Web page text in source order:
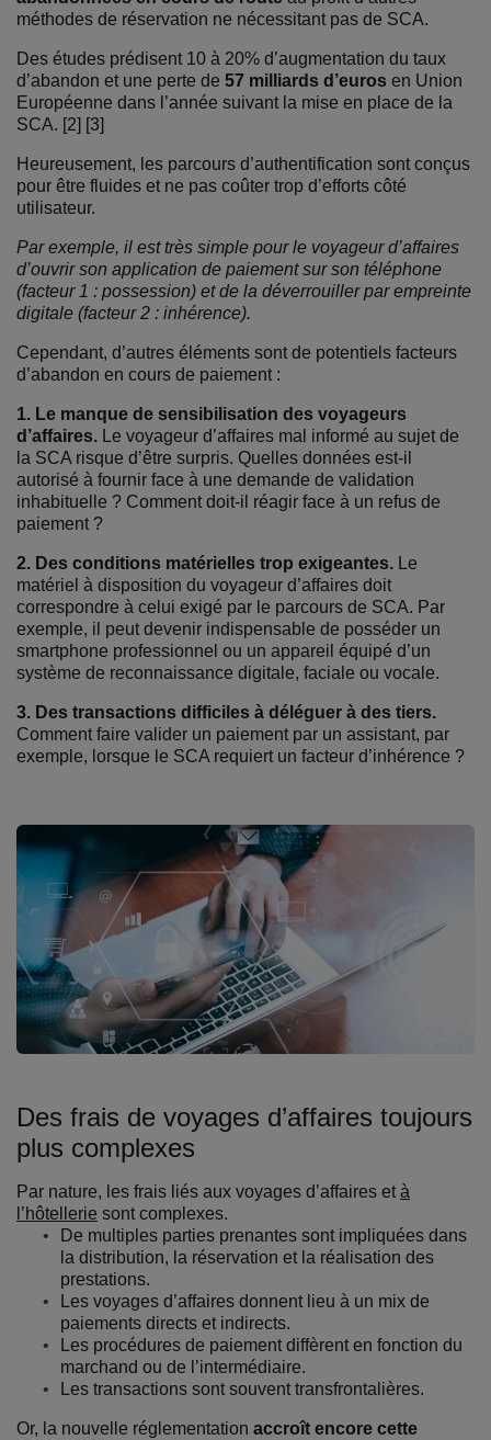
méthodes de réservation ne nécessitant pas de SCA.
Des études prédisent 10 à 20% d’augmentation du taux
d’abandon et une perte de 57 milliards d’euros en Union
Européenne dans l’année suivant la mise en place de la
SCA. [2] [3]
Heureusement, les parcours d’authentification sont conçus
pour être fluides et ne pas coûter trop d’efforts côté
utilisateur.
Par exemple, il est très simple pour le voyageur d’affaires
d’ouvrir son application de paiement sur son téléphone
(facteur 1 : possession) et de la déverrouiller par empreinte
digitale (facteur 2 : inhérence).
Cependant, d’autres éléments sont de potentiels facteurs
d’abandon en cours de paiement :
1. Le manque de sensibilisation des voyageurs
d’affaires. Le voyageur d’affaires mal informé au sujet de
la SCA risque d’être surpris. Quelles données est-il
autorisé à fournir face à une demande de validation
inhabituelle ? Comment doit-il réagir face à un refus de
paiement ?
2. Des conditions matérielles trop exigeantes. Le
matériel à disposition du voyageur d’affaires doit
correspondre à celui exigé par le parcours de SCA. Par
exemple, il peut devenir indispensable de posséder un
smartphone professionnel ou un appareil équipé d’un
système de reconnaissance digitale, faciale ou vocale.
3. Des transactions difficiles à déléguer à des tiers.
Comment faire valider un paiement par un assistant, par
exemple, lorsque le SCA requiert un facteur d’inhérence ?
Des frais de voyages d’affaires toujours
plus complexes
Par nature, les frais liés aux voyages d’affaires et à
l’hôtellerie sont complexes.
De multiples parties prenantes sont impliquées dans
la distribution, la réservation et la réalisation des
prestations.
Les voyages d’affaires donnent lieu à un mix de
paiements directs et indirects.
Les procédures de paiement diffèrent en fonction du
marchand ou de l’intermédiaire.
Les transactions sont souvent transfrontalières.
Or, la nouvelle réglementation accroît encore cette